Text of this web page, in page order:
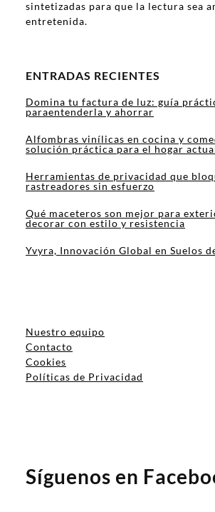
sintetizadas para que la lectura sea
entretenida.
ENTRADAS RECIENTES
Domina tu factura de luz: guía
paraentenderla y ahorrar
Alfombras vinílicas en cocina y
solución práctica para el hogar
Herramientas de privacidad que
rastreadores sin esfuerzo
Qué maceteros son mejor para
decorar con estilo y resistencia
Yvyra, Innovación Global en Suelos
Nuestro equipo
Contacto
Cookies
Políticas de Privacidad
Síguenos en